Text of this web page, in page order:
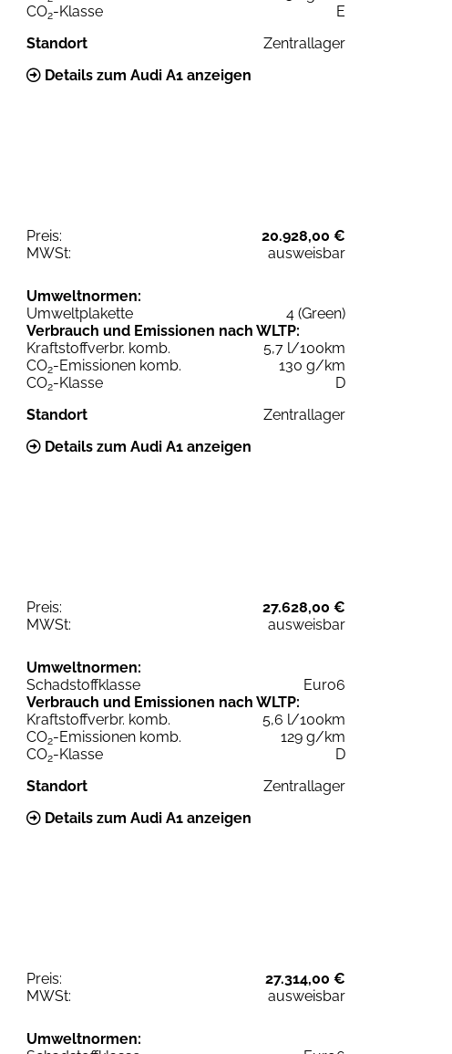
CO2-Klasse
E
Standort
Zentrallager
Details zum Audi A1 anzeigen
Preis:
20.928,00 €
MWSt:
ausweisbar
Umweltnormen:
Umweltplakette
4 (Green)
Verbrauch und Emissionen nach WLTP:
Kraftstoffverbr. komb.
5,7 l/100km
CO2-Emissionen komb.
130 g/km
CO2-Klasse
D
Standort
Zentrallager
Details zum Audi A1 anzeigen
Preis:
27.628,00 €
MWSt:
ausweisbar
Umweltnormen:
Schadstoffklasse
Euro6
Verbrauch und Emissionen nach WLTP:
Kraftstoffverbr. komb.
5,6 l/100km
CO2-Emissionen komb.
129 g/km
CO2-Klasse
D
Standort
Zentrallager
Details zum Audi A1 anzeigen
Preis:
27.314,00 €
MWSt:
ausweisbar
Umweltnormen: